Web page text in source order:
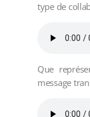
type de
Que
message